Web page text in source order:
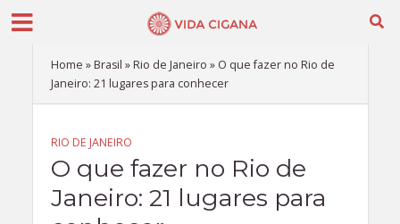
Home » Brasil » Rio de Janeiro » O que fazer no Rio de
Janeiro: 21 lugares para conhecer
RIO DE JANEIRO
O que fazer no Rio de
Janeiro: 21 lugares para